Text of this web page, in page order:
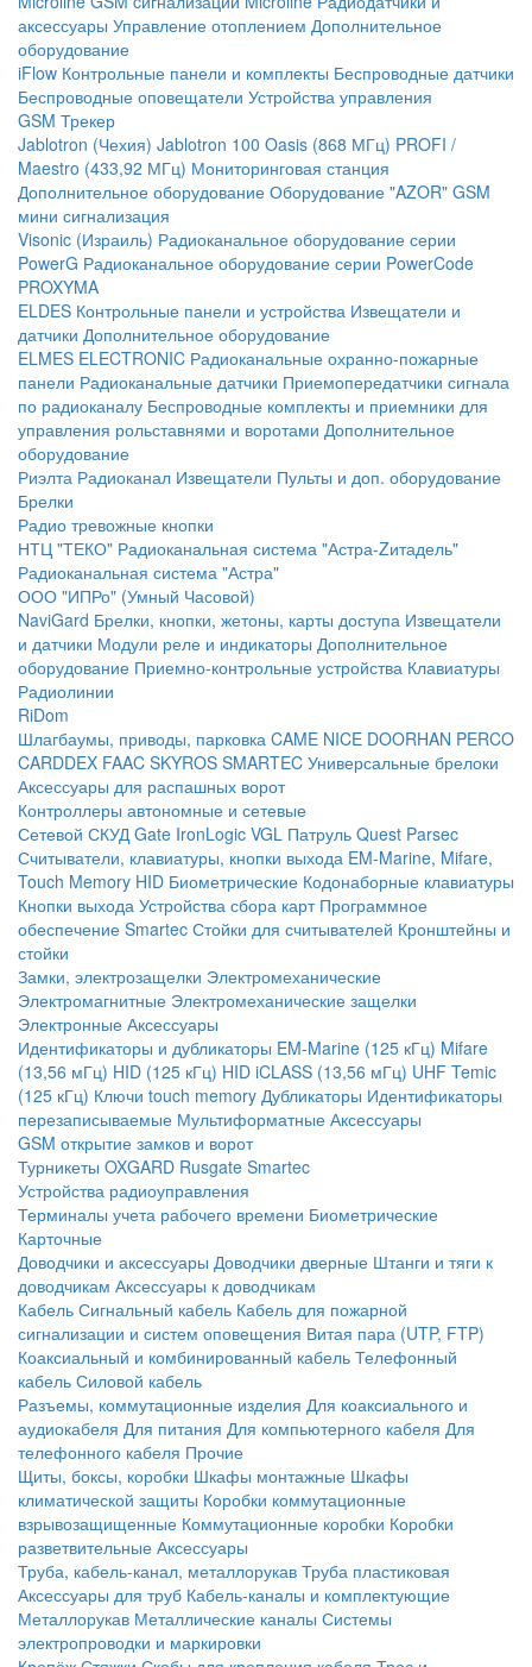
аксессуары Управление отоплением Дополнительное
оборудование
iFlow Контрольные панели и комплекты Беспроводные датчики
Беспроводные оповещатели Устройства управления
GSM Трекер
Jablotron (Чехия) Jablotron 100 Oasis (868 МГц) PROFI /
Maestro (433,92 МГц) Мониторинговая станция
Дополнительное оборудование Оборудование "AZOR" GSM
мини сигнализация
Visonic (Израиль) Радиоканальное оборудование серии
PowerG Радиоканальное оборудование серии PowerCode
PROXYMA
ELDES Контрольные панели и устройства Извещатели и
датчики Дополнительное оборудование
ELMES ELECTRONIC Радиоканальные охранно-пожарные
панели Радиоканальные датчики Приемопередатчики сигнала
по радиоканалу Беспроводные комплекты и приемники для
управления рольставнями и воротами Дополнительное
оборудование
Риэлта Радиоканал Извещатели Пульты и доп. оборудование
Брелки
Радио тревожные кнопки
НТЦ "ТЕКО" Радиоканальная система "Астра-Zитадель"
Радиоканальная система "Астра"
ООО "ИПРо" (Умный Часовой)
NaviGard Брелки, кнопки, жетоны, карты доступа Извещатели
и датчики Модули реле и индикаторы Дополнительное
оборудование Приемно-контрольные устройства Клавиатуры
Радиолинии
RiDom
Шлагбаумы, приводы, парковка CAME NICE DOORHAN PERCO
CARDDEX FAAC SKYROS SMARTEC Универсальные брелоки
Аксессуары для распашных ворот
Контроллеры автономные и сетевые
Сетевой СКУД Gate IronLogic VGL Патруль Quest Parsec
Считыватели, клавиатуры, кнопки выхода EM-Marine, Mifare,
Touch Memory HID Биометрические Кодонаборные клавиатуры
Кнопки выхода Устройства сбора карт Программное
обеспечение Smartec Стойки для считывателей Кронштейны и
стойки
Замки, электрозащелки Электромеханические
Электромагнитные Электромеханические защелки
Электронные Аксессуары
Идентификаторы и дубликаторы EM-Marine (125 кГц) Mifare
(13,56 мГц) HID (125 кГц) HID iCLASS (13,56 мГц) UHF Temic
(125 кГц) Ключи touch memory Дубликаторы Идентификаторы
перезаписываемые Мультиформатные Аксессуары
GSM открытие замков и ворот
Турникеты OXGARD Rusgate Smartec
Устройства радиоуправления
Терминалы учета рабочего времени Биометрические
Карточные
Доводчики и аксессуары Доводчики дверные Штанги и тяги к
доводчикам Аксессуары к доводчикам
Кабель Сигнальный кабель Кабель для пожарной
сигнализации и систем оповещения Витая пара (UTP, FTP)
Коаксиальный и комбинированный кабель Телефонный
кабель Силовой кабель
Разъемы, коммутационные изделия Для коаксиального и
аудиокабеля Для питания Для компьютерного кабеля Для
телефонного кабеля Прочие
Щиты, боксы, коробки Шкафы монтажные Шкафы
климатической защиты Коробки коммутационные
взрывозащищенные Коммутационные коробки Коробки
разветвительные Аксессуары
Труба, кабель-канал, металлорукав Труба пластиковая
Аксессуары для труб Кабель-каналы и комплектующие
Металлорукав Металлические каналы Системы
электропроводки и маркировки